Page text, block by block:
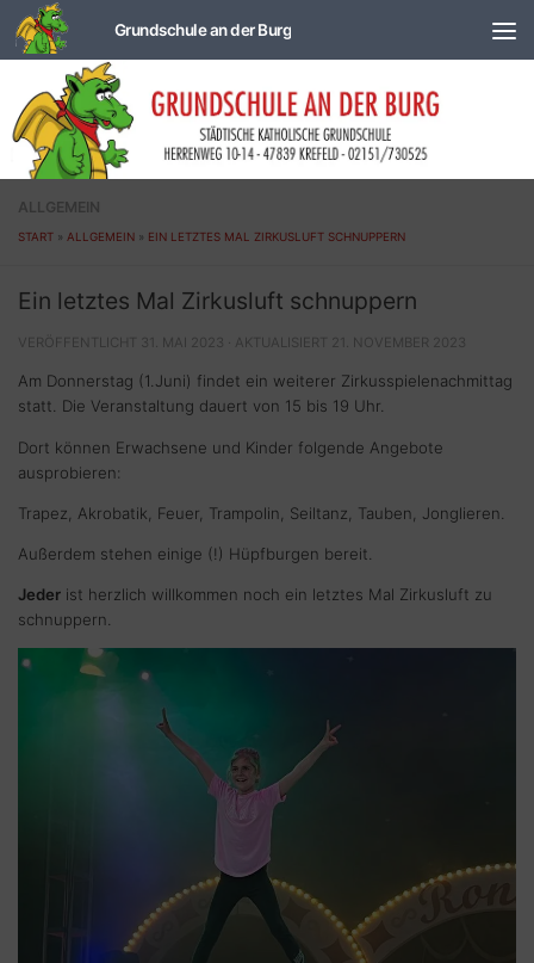
Zum Inhalt springen
ALLGEMEIN
START » ALLGEMEIN » EIN LETZTES MAL ZIRKUSLUFT SCHNUPPERN
Ein letztes Mal Zirkusluft schnuppern
VERÖFFENTLICHT 31. MAI 2023 · AKTUALISIERT 21. NOVEMBER 2023
Am Donnerstag (1.Juni) findet ein weiterer Zirkusspielenachmittag
statt. Die Veranstaltung dauert von 15 bis 19 Uhr.
Dort können Erwachsene und Kinder folgende Angebote
ausprobieren:
Trapez, Akrobatik, Feuer, Trampolin, Seiltanz, Tauben, Jonglieren.
Außerdem stehen einige (!) Hüpfburgen bereit.
Jeder ist herzlich willkommen noch ein letztes Mal Zirkusluft zu
schnuppern.